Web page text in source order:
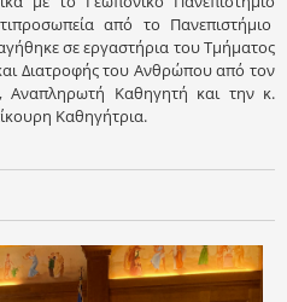
από το Πανεπιστήμιο
σε εργαστήρια του Τμήματος
Διατροφής του Ανθρώπου από τον
Αναπληρωτή Καθηγητή και την κ.
Καθηγήτρια.